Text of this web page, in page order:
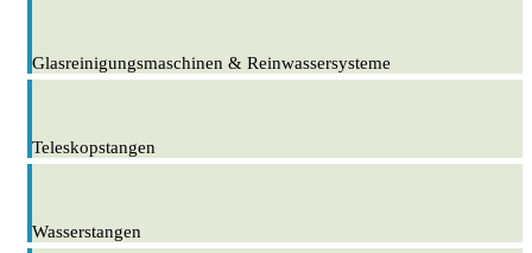
Glasreinigungsmaschinen & Reinwassersysteme
Teleskopstangen
Wasserstangen